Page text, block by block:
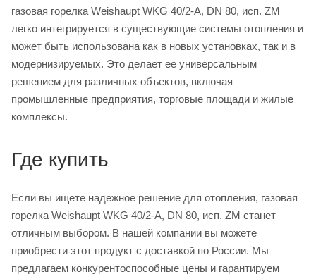
газовая горелка Weishaupt WKG 40/2-A, DN 80, исп. ZM
легко интегрируется в существующие системы отопления и
может быть использована как в новых установках, так и в
модернизируемых. Это делает ее универсальным
решением для различных объектов, включая
промышленные предприятия, торговые площади и жилые
комплексы.
Где купить
Если вы ищете надежное решение для отопления, газовая
горелка Weishaupt WKG 40/2-A, DN 80, исп. ZM станет
отличным выбором. В нашей компании вы можете
приобрести этот продукт с доставкой по России. Мы
предлагаем конкурентоспособные цены и гарантируем